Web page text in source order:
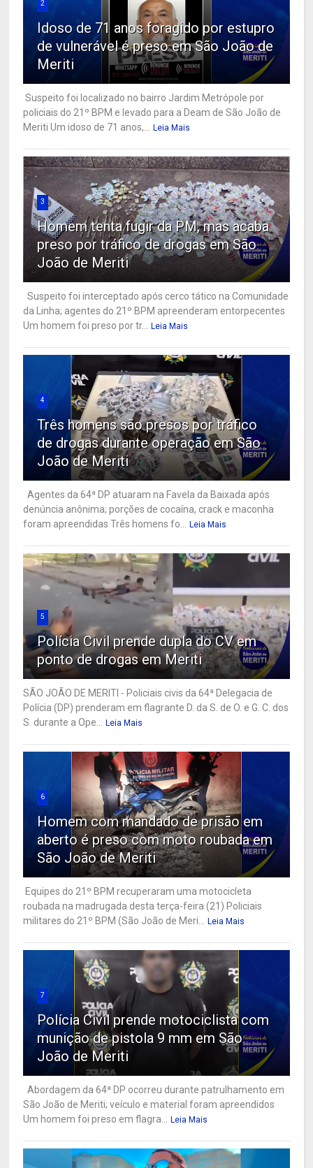
2
Idoso de 71 anos foragido por estupro
de vulnerável é preso em São João de
Meriti
Suspeito foi localizado no bairro Jardim Metrópole por
policiais do 21º BPM e levado para a Deam de São João de
Meriti Um idoso de 71 anos,... Leia Mais
3
Homem tenta fugir da PM, mas acaba
preso por tráfico de drogas em São
João de Meriti
Suspeito foi interceptado após cerco tático na Comunidade
da Linha; agentes do 21º BPM apreenderam entorpecentes
Um homem foi preso por tr... Leia Mais
4
Três homens são presos por tráfico
de drogas durante operação em São
João de Meriti
Agentes da 64ª DP atuaram na Favela da Baixada após
denúncia anônima; porções de cocaína, crack e maconha
foram apreendidas Três homens fo... Leia Mais
5
Polícia Civil prende dupla do CV em
ponto de drogas em Meriti
SÃO JOÃO DE MERITI - Policiais civis da 64ª Delegacia de
Polícia (DP) prenderam em flagrante D. da S. de O. e G. C. dos
S. durante a Ope... Leia Mais
6
Homem com mandado de prisão em
aberto é preso com moto roubada em
São João de Meriti
Equipes do 21º BPM recuperaram uma motocicleta
roubada na madrugada desta terça-feira (21) Policiais
militares do 21º BPM (São João de Meri... Leia Mais
7
Polícia Civil prende motociclista com
munição de pistola 9 mm em São
João de Meriti
Abordagem da 64ª DP ocorreu durante patrulhamento em
São João de Meriti; veículo e material foram apreendidos
Um homem foi preso em flagra... Leia Mais